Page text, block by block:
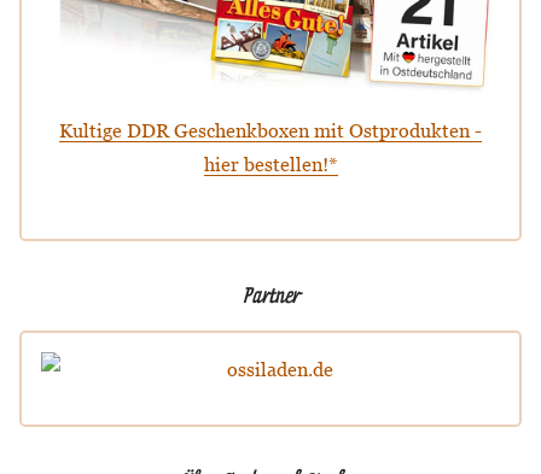
Kultige DDR Geschenkboxen mit Ostprodukten -
hier bestellen!*
Partner